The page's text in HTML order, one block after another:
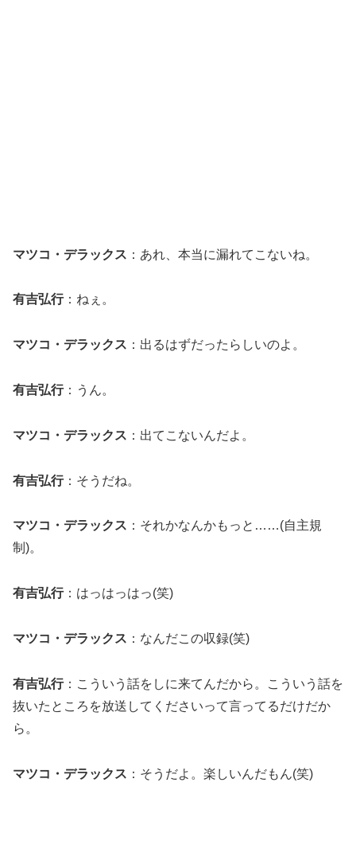
マツコ・デラックス ：あれ、本当に漏れてこないね。
有吉弘行：ねぇ。
マツコ・デラックス ：出るはずだったらしいのよ。
有吉弘行：うん。
マツコ・デラックス ：出てこないんだよ。
有吉弘行：そうだね。
マツコ・デラックス ：それかなんかもっと……(自主規
制)。
有吉弘行：はっはっはっ(笑)
マツコ・デラックス ：なんだこの収録(笑)
有吉弘行：こういう話をしに来てんだから。こういう話を
抜いたところを放送してくださいって言ってるだけだか
ら。
マツコ・デラックス ：そうだよ。楽しいんだもん(笑)